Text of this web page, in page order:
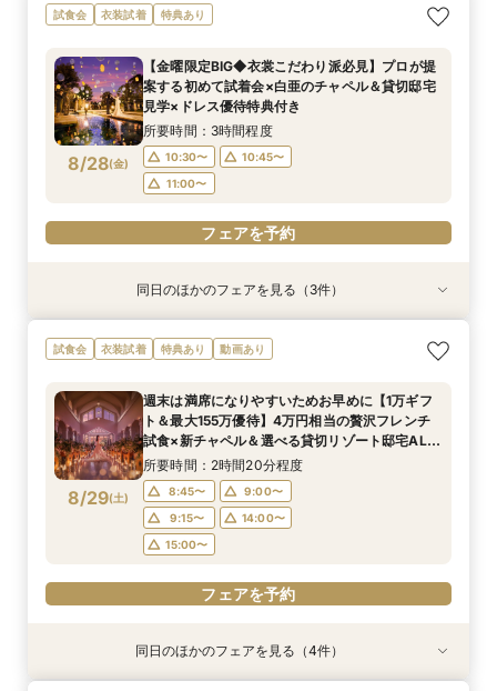
8/27(木)
【緑に囲まれたガーデン挙式希望のお二人へ】2
名～80名までOK
10:30〜
10:40〜
11:00〜
フェアを予約
8/27(木)
【料理重視の方必見】4万円フレンチ試食＆ス
イーツ付きフェア
10:30〜
10:45〜
11:00〜
フェアを予約
試食会 衣装試着 特典あり
8/28(金)
【金曜限定BIG◆衣裳こだわり派必見】プロが提
案する初めて試着会×白亜のチャペル＆貸切邸宅
見学×ドレス優待特典付き
所要時間：3時間程度
10:30〜
10:45〜
11:00〜
フェアを予約
衣装試着 特典あり
8/28(金)
【水曜限定SPフェア】全館見学＆4万試食＆最大
160万特典付フェア『至極の試食』国産牛フィレ
をゆったり見学できて安心♪
所要時間：3時間程度
10:30〜
10:45〜
11:00〜
フェアを予約
衣装試着 特典あり
8/28(金)
【緑に囲まれたガーデン挙式希望のお二人へ】2
名～80名までOK
10:30〜
10:40〜
11:00〜
フェアを予約
衣装試着
8/28(金)
【初めての見学もオススメ】全館見学＆見積もり
相談＆絶品試食付
10:30〜
10:45〜
11:00〜
11:15〜
フェアを予約
同日のほかのフェアを見る（3件）
試食会 衣装試着 特典あり 動画あり
8/29(土)
週末は満席になりやすいためお早めに【1万ギフ
ト＆最大155万優待】4万円相当の贅沢フレンチ
試食×新チャペル＆選べる貸切リゾート邸宅ALL
体験BIGフェア
所要時間：2時間20分程度
8:45〜
9:00〜
9:15〜
14:00〜
15:00〜
フェアを予約
衣装試着 特典あり
衣装試着 特典あり
衣装試着 特典あり
衣装試着 特典あり
同日のほかのフェアを見る（4件）